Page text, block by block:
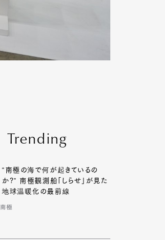
Trending
“南極の海で何が起きているの
か?” 南極観測船「しらせ」が見た
地球温暖化の最前線
南極